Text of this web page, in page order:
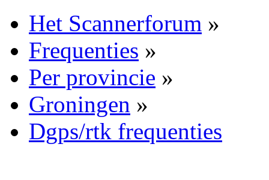
Het Scannerforum »
Frequenties »
Per provincie »
Groningen »
Dgps/rtk frequenties